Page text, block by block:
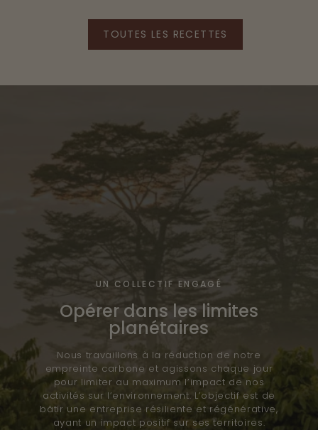
TOUTES LES RECETTES
UN COLLECTIF ENGAGÉ
Opérer dans les limites
planétaires
Nous travaillons à la réduction de notre
empreinte carbone et agissons chaque jour
pour limiter au maximum l’impact de nos
activités sur l’environnement. L’objectif est de
bâtir une entreprise résiliente et régénérative,
ayant un impact positif sur ses territoires.